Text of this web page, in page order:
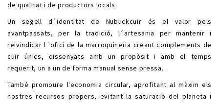
de qualitat i de productors locals.
Un segell d´identitat de Nubuckcuir és el valor pels
avantpassats, per la tradició, l´artesania per mantenir i
reivindicar l´ofici de la marroquineria creant complements de
cuir únics, dissenyats amb un propòsit i amb el temps
requerit, un a un de forma manual sense pressa...
També promoure l'economia circular, aprofitant al màxim els
nostres recursos propers, evitant la saturació del planeta i